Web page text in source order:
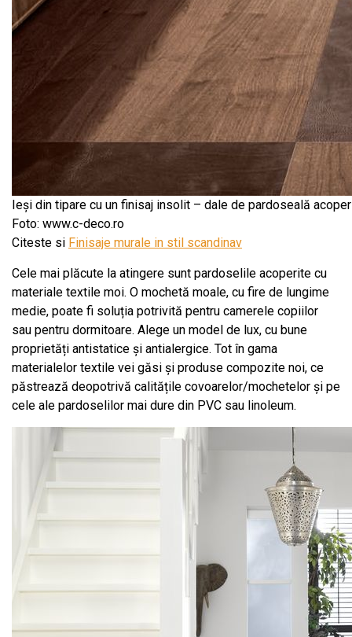
Ieși din tipare cu un finisaj insolit – dale de pardoseală
Foto: www.c-deco.ro
Citeste si Finisaje murale in stil scandinav
Cele mai plăcute la atingere sunt pardoselile acoperite cu
materiale textile moi. O mochetă moale, cu fire de lungime
medie, poate fi soluția potrivită pentru camerele copiilor
sau pentru dormitoare. Alege un model de lux, cu bune
proprietăți antistatice și antialergice. Tot în gama
materialelor textile vei găsi și produse compozite noi, ce
păstrează deopotrivă calitățile covoarelor/mochetelor și pe
cele ale pardoselilor mai dure din PVC sau linoleum.